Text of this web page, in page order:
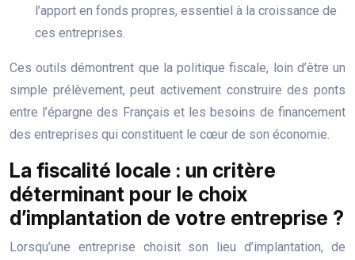
l’apport en fonds propres, essentiel à la croissance de
ces entreprises.
Ces outils démontrent que la politique fiscale, loin d’être un
simple prélèvement, peut activement construire des ponts
entre l’épargne des Français et les besoins de financement
des entreprises qui constituent le cœur de son économie.
La fiscalité locale : un critère
déterminant pour le choix
d’implantation de votre entreprise ?
Lorsqu’une entreprise choisit son lieu d’implantation, de